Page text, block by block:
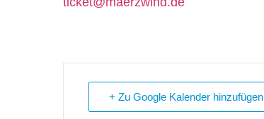
+ Zu Google Kalender hinzufügen